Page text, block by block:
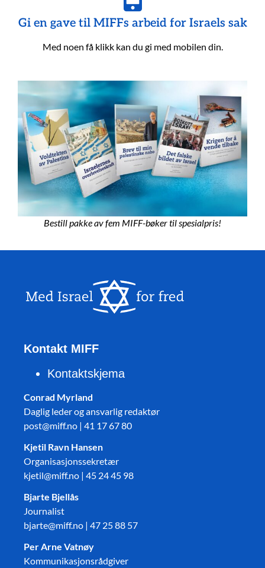
Gi en gave til MIFFs arbeid for Israels sak
Med noen få klikk kan du gi med mobilen din.
Bestill pakke av fem MIFF-bøker til spesialpris!
Kontakt MIFF
Kontaktskjema
Conrad Myrland
Daglig leder og ansvarlig redaktør
post@miff.no | 41 17 67 80
Kjetil Ravn Hansen
Organisasjonssekretær
kjetil@miff.no | 45 24 45 98
Bjarte Bjellås
Journalist
bjarte@miff.no | 47 25 88 57
Per Arne Vatnøy
Kommunikasjonsrådgiver